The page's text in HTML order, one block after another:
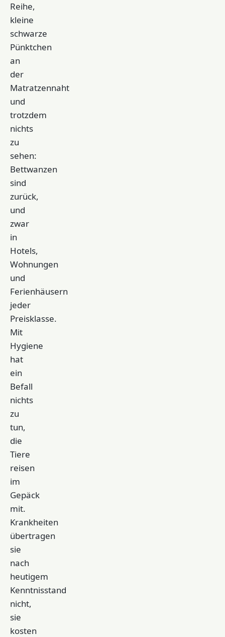
Reihe,
kleine
schwarze
Pünktchen
an
der
Matratzennaht
und
trotzdem
nichts
zu
sehen:
Bettwanzen
sind
zurück,
und
zwar
in
Hotels,
Wohnungen
und
Ferienhäusern
jeder
Preisklasse.
Mit
Hygiene
hat
ein
Befall
nichts
zu
tun,
die
Tiere
reisen
im
Gepäck
mit.
Krankheiten
übertragen
sie
nach
heutigem
Kenntnisstand
nicht,
sie
kosten